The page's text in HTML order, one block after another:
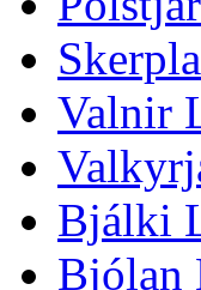
Valnir
Bjálki
Bjólan